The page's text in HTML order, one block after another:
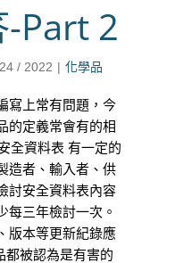
Part 2
/ 2022 | 化學品
寫上常有問題，今
的定義常會有的相
全資料表 有一定的
造者、輸入者、供
討安全資料表內容
每三年檢討一次。
版本等更新紀錄應
都被認為是有害的